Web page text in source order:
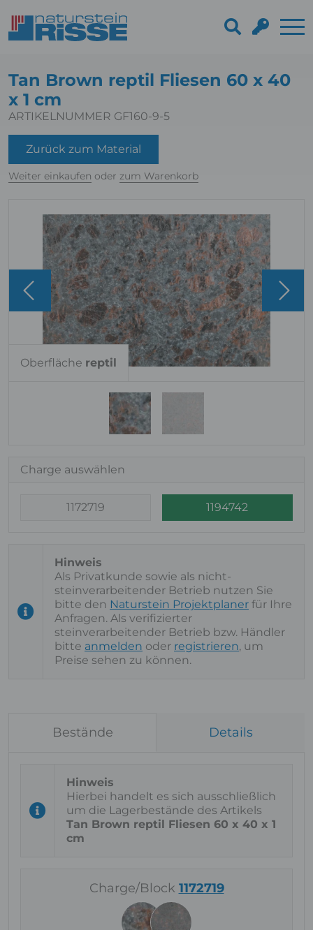
Tan Brown reptil Fliesen 60 x 40
x 1 cm
ARTIKELNUMMER GF160-9-5
Zurück zum Material
Weiter einkaufen oder zum Warenkorb
Oberfläche reptil
Charge auswählen
1172719 1194742
Als Privatkunde sowie als nicht-
steinverarbeitender Betrieb nutzen Sie
bitte den Naturstein Projektplaner für Ihre
Anfragen. Als verifizierter
steinverarbeitender Betrieb bzw. Händler
bitte anmelden oder registrieren, um
Preise sehen zu können.
Bestände Details
Hierbei handelt es sich ausschließlich
um die Lagerbestände des Artikels
Tan Brown reptil Fliesen 60 x 40 x 1
cm
Charge/Block 1172719